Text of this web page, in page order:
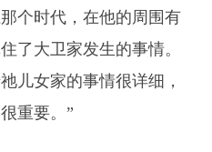
个时代，在他的周围有
了大卫家发生的事情。
儿女家的事情很详细，
重要。”